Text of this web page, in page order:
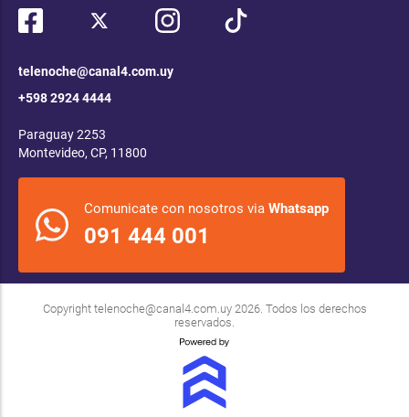
telenoche@canal4.com.uy
+598 2924 4444
Paraguay 2253
Montevideo, CP, 11800
Comunicate con nosotros via Whatsapp
091 444 001
Copyright telenoche@canal4.com.uy2026. Todos los derechos
reservados.